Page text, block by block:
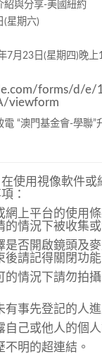
紹與分享-美國紐約
(星期六)
7月23日(星期四)晚上
forms/d/e/
viewform
“澳門基金會-學聯”
使用視像軟件或
：
網上平台的使用
的情況下被收集或
是否開啟鏡頭及
後請記得關閉功能
的情況下請勿拍
有事先登記的人進
自己或他人的個人
不明的超連結。